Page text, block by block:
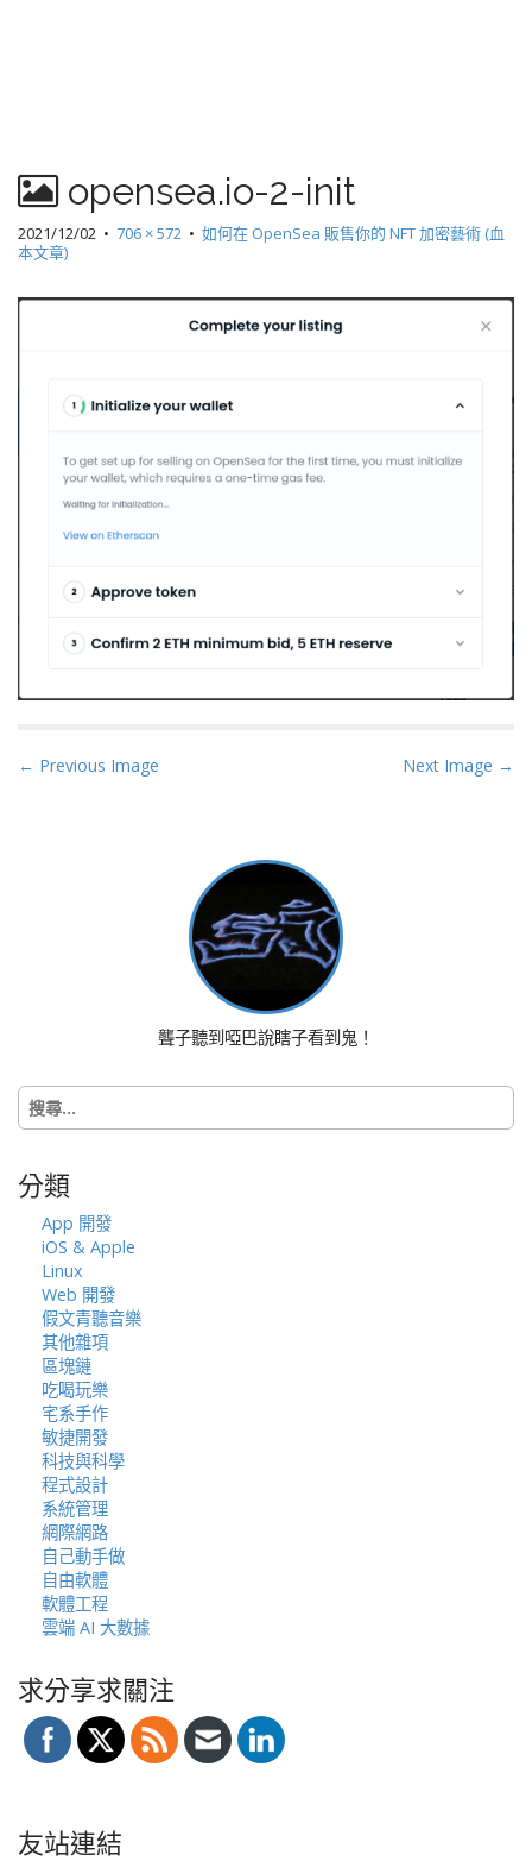
opensea.io-2-init
2021/12/02 • 706 × 572 • 如何在 OpenSea 販售你的 NFT 加密藝術 (血
本文章)
P
i
o
n
← Previous Image Next Image →
聾子聽到啞巴說瞎子看到鬼！
搜
尋
字:
分類
App 開發
iOS & Apple
Linux
Web 開發
假文青聽音樂
其他雜項
區塊鏈
吃喝玩樂
宅系手作
敏捷開發
科技與科學
程式設計
系統管理
網際網路
自己動手做
自由軟體
軟體工程
雲端 AI 大數據
求分享求關注
友站連結